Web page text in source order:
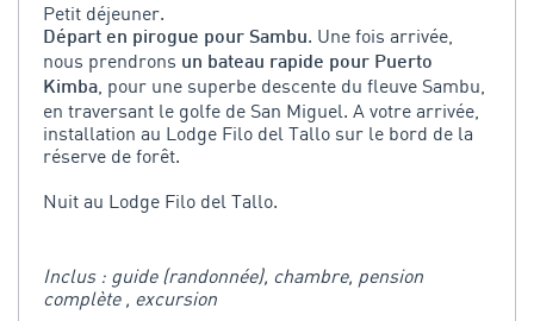
Petit déjeuner.
Départ en pirogue pour Sambu. Une fois arrivée,
nous prendrons un bateau rapide pour Puerto
Kimba, pour une superbe descente du fleuve Sambu,
en traversant le golfe de San Miguel. A votre arrivée,
installation au Lodge Filo del Tallo sur le bord de la
réserve de forêt.
Nuit au Lodge Filo del Tallo.
Inclus : guide (randonnée), chambre, pension
complète , excursion